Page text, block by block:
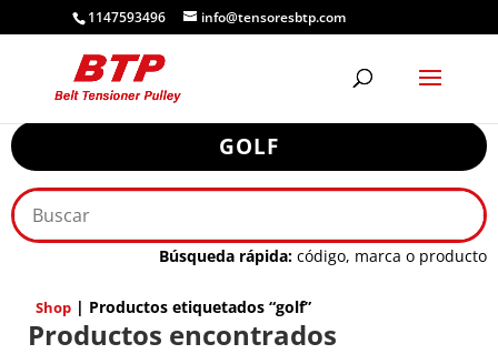
1147593496 info@tensoresbtp.com
GOLF
Búsqueda rápida: código, marca o producto
Shop | Productos etiquetados “golf”
Productos encontrados